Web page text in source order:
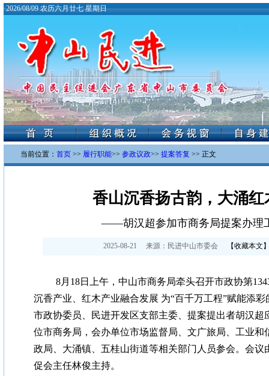
·2026/08/09 农历六月廿七 星期日
当前位置： 首页 >> 履行职能>> 参政议政>> 提案答复 >> 正文
香山沉香扬古韵，大涌红
——胡汉超参加市商务局提案办理
2025-08-21 来源： 民进中山市委会 【收藏本文
8月18日上午，中山市商务局牵头召开市政协第
沉香产业、红木产业融合发展 为“百千万工程”赋能添
市政协委员、民进开发区支部主委、提案提出者胡汉超
位市商务局，会办单位市场监督局、文广旅局、工业和
政局、大涌镇、五桂山街道等相关部门人员参会。会议
促会主任林俊主持。